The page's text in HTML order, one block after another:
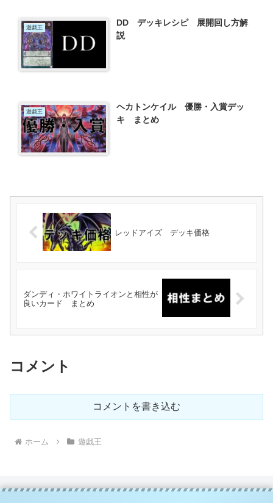
遊戯王
DD デッキレシピ 展開回し方解
説
遊戯王
ヘカトンケイル 優勝・入賞デッ
キ まとめ
レッドアイズ デッキ価格
ダンディ・ホワイトライオンと相性が
良いカード まとめ
コメント
コメントを書き込む
ホーム 遊戯王